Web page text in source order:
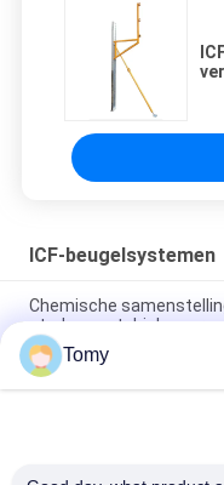
ICF-beugelsystemen
Chemische
sterke en stabiele muren
Staal 2 meter ICF-
bouwbehoeften
Traditioneel ontwerp
Tomy